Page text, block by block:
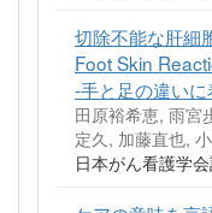
切除不能な肝細
Foot Skin
-手と足の違い
田原裕希恵, 雨宮
定久, 加藤直也,
日本がん看護学